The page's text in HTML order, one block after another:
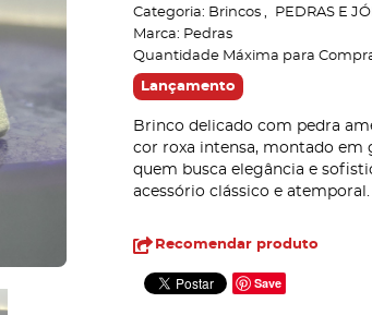
Categoria: Brincos
PEDRAS E
Marca: Pedras
Quantidade Máxima para
Lançamento
Brinco delicado com pedra
cor roxa intensa, montado em
quem busca elegância e
acessório clássico e atemporal.
Recomendar produto
Save